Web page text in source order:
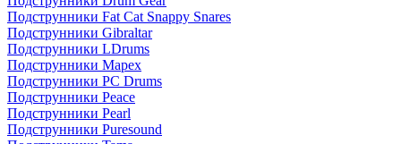
Подструнники Fat Cat Snappy Snares
Подструнники Gibraltar
Подструнники LDrums
Подструнники Mapex
Подструнники PC Drums
Подструнники Peace
Подструнники Pearl
Подструнники Puresound